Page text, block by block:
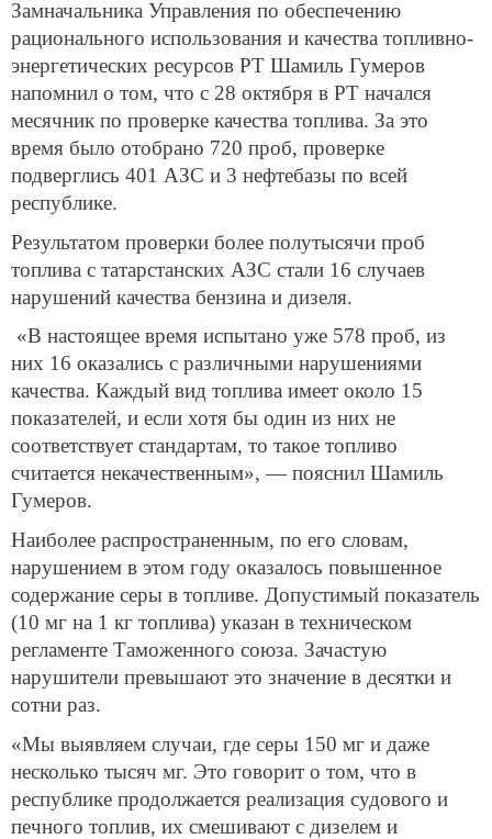
Замначальника Управления по обеспечению
рационального использования и качества топливно-
энергетических ресурсов РТ Шамиль Гумеров
напомнил о том, что с 28 октября в РТ начался
месячник по проверке качества топлива. За это
время было отобрано 720 проб, проверке
подверглись 401 АЗС и 3 нефтебазы по всей
республике.
Результатом проверки более полутысячи проб
топлива с татарстанских АЗС стали 16 случаев
нарушений качества бензина и дизеля.
«В настоящее время испытано уже 578 проб, из
них 16 оказались с различными нарушениями
качества. Каждый вид топлива имеет около 15
показателей, и если хотя бы один из них не
соответствует стандартам, то такое топливо
считается некачественным», — пояснил Шамиль
Гумеров.
Наиболее распространенным, по его словам,
нарушением в этом году оказалось повышенное
содержание серы в топливе. Допустимый показатель
(10 мг на 1 кг топлива) указан в техническом
регламенте Таможенного союза. Зачастую
нарушители превышают это значение в десятки и
сотни раз.
«Мы выявляем случаи, где серы 150 мг и даже
несколько тысяч мг. Это говорит о том, что в
республике продолжается реализация судового и
печного топлив, их смешивают с дизелем и